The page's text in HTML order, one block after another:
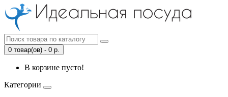
0 товар(ов) - 0 р.
В корзине пусто!
Категории